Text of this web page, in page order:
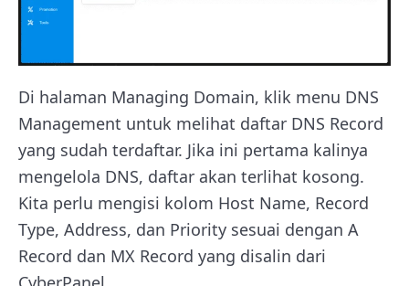
Di halaman Managing Domain, klik menu DNS
Management untuk melihat daftar DNS Record
yang sudah terdaftar. Jika ini pertama kalinya
mengelola DNS, daftar akan terlihat kosong.
Kita perlu mengisi kolom Host Name, Record
Type, Address, dan Priority sesuai dengan A
Record dan MX Record yang disalin dari